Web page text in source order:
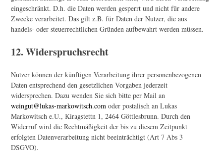
eingeschränkt. D.h. die Daten werden gesperrt und nicht für andere
Zwecke verarbeitet. Das gilt z.B. für Daten der Nutzer, die aus
handels- oder steuerrechtlichen Gründen aufbewahrt werden müssen.
12. Widerspruchsrecht
Nutzer können der künftigen Verarbeitung ihrer personenbezogenen
Daten entsprechend den gesetzlichen Vorgaben jederzeit
widersprechen. Dazu wenden Sie sich bitte per Mail an
weingut@lukas-markowitsch.com oder postalisch an Lukas
Markowitsch e.U., Kiragstettn 1, 2464 Göttlesbrunn. Durch den
Widerruf wird die Rechtmäßigkeit der bis zu diesem Zeitpunkt
erfolgten Datenverarbeitung nicht beeinträchtigt (Art 7 Abs 3
DSGVO).